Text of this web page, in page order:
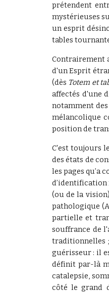
prétendent
mystérieuses
un esprit
tables
Contrairement
d'un Esprit
(dès Totem et
affectés d'une
notamment
mélancolique
position de
C'est toujours
des états de
les pages qu’a
d’identification
(ou de la
pathologique
partielle et
souffrance de
traditionnelles
guérisseur : il
définit par-là
catalepsie,
côté le grand